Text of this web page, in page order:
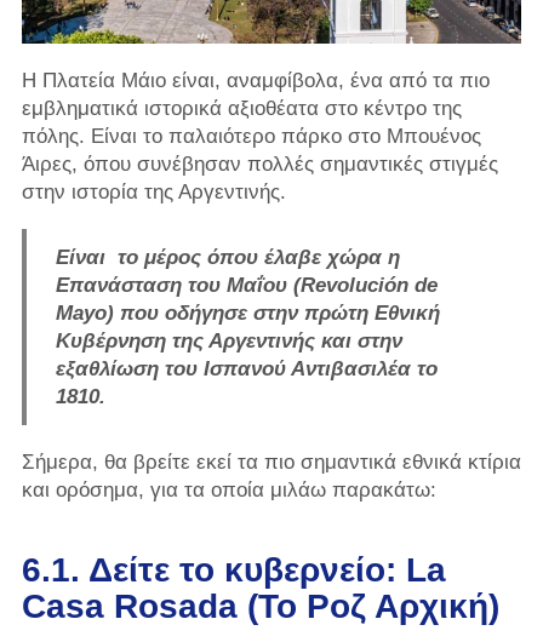
Η Πλατεία Μάιο είναι, αναμφίβολα, ένα από τα πιο
εμβληματικά ιστορικά αξιοθέατα στο κέντρο της
πόλης. Είναι το παλαιότερο πάρκο στο Μπουένος
Άιρες, όπου συνέβησαν πολλές σημαντικές στιγμές
στην ιστορία της Αργεντινής.
Είναι το μέρος όπου έλαβε χώρα η
Επανάσταση του Μαΐου (Revolución de
Mayo) που οδήγησε στην πρώτη Εθνική
Κυβέρνηση της Αργεντινής και στην
εξαθλίωση του Ισπανού Αντιβασιλέα το
1810.
Σήμερα, θα βρείτε εκεί τα πιο σημαντικά εθνικά κτίρια
και ορόσημα, για τα οποία μιλάω παρακάτω:
6.1. Δείτε το κυβερνείο: La
Casa Rosada (Το Ροζ Αρχική)